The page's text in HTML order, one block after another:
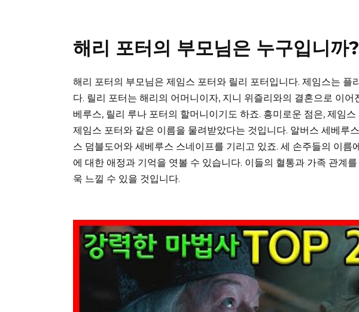
해리 포터의 부모님은 누구입니까?
해리 포터의 부모님은 제임스 포터와 릴리 포터입니다. 제임스는 플
다. 릴리 포터는 해리의 어머니이자, 지니 위즐리와의 결혼으로 이어
베루스, 릴리 루나 포터의 할머니이기도 하죠. 흥미로운 점은, 제임
제임스 포터와 같은 이름을 물려받았다는 것입니다. 알버스 세베루
스 덤블도어와 세베루스 스네이프를 기리고 있죠. 세 손주들의 이름
에 대한 애정과 기억을 엿볼 수 있습니다. 이들의 혈통과 가족 관계
욱 느낄 수 있을 것입니다.